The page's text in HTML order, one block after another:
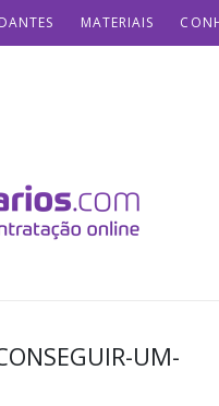
MATERIAIS
UM-